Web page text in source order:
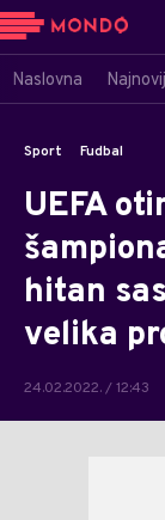
Naslovna
Sport Fudbal
UEFA
hitan
velika
24.02.2022. / 12:43